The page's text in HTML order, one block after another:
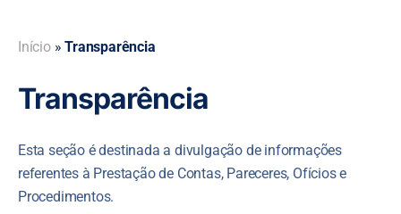
Início»Transparência
Transparência
Esta seção é destinada a divulgação de informações
referentes à Prestação de Contas, Pareceres, Ofícios e
Procedimentos.